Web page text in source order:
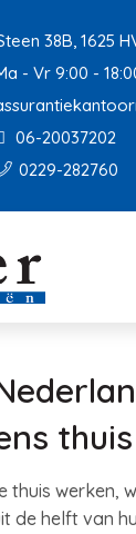
38B, 1625
- Vr 9:00 -
06-20037202
0229-282760
thuis
thuis werken,
de helft van